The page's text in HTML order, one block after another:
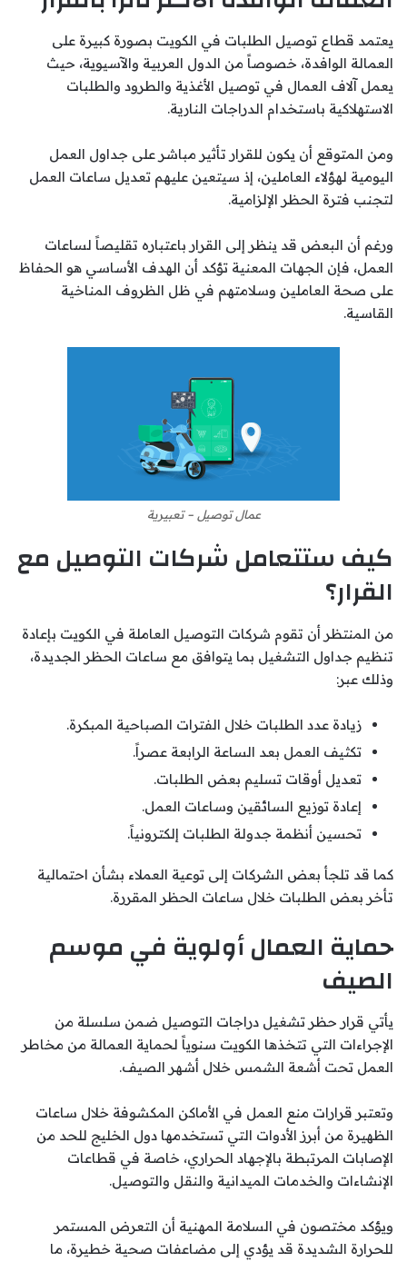
يعتمد قطاع توصيل الطلبات في الكويت بصورة كبيرة على
العمالة الوافدة، خصوصاً من الدول العربية والآسيوية، حيث
يعمل آلاف العمال في توصيل الأغذية والطرود والطلبات
الاستهلاكية باستخدام الدراجات النارية.
ومن المتوقع أن يكون للقرار تأثير مباشر على جداول العمل
اليومية لهؤلاء العاملين، إذ سيتعين عليهم تعديل ساعات العمل
لتجنب فترة الحظر الإلزامية.
ورغم أن البعض قد ينظر إلى القرار باعتباره تقليصاً لساعات
العمل، فإن الجهات المعنية تؤكد أن الهدف الأساسي هو الحفاظ
على صحة العاملين وسلامتهم في ظل الظروف المناخية
القاسية.
عمال توصيل – تعبيرية
كيف ستتعامل شركات التوصيل مع
القرار؟
من المنتظر أن تقوم شركات التوصيل العاملة في الكويت بإعادة
تنظيم جداول التشغيل بما يتوافق مع ساعات الحظر الجديدة،
وذلك عبر:
زيادة عدد الطلبات خلال الفترات الصباحية المبكرة.
تكثيف العمل بعد الساعة الرابعة عصراً.
تعديل أوقات تسليم بعض الطلبات.
إعادة توزيع السائقين وساعات العمل.
تحسين أنظمة جدولة الطلبات إلكترونياً.
كما قد تلجأ بعض الشركات إلى توعية العملاء بشأن احتمالية
تأخر بعض الطلبات خلال ساعات الحظر المقررة.
حماية العمال أولوية في موسم
الصيف
يأتي قرار حظر تشغيل دراجات التوصيل ضمن سلسلة من
الإجراءات التي تتخذها الكويت سنوياً لحماية العمالة من مخاطر
العمل تحت أشعة الشمس خلال أشهر الصيف.
وتعتبر قرارات منع العمل في الأماكن المكشوفة خلال ساعات
الظهيرة من أبرز الأدوات التي تستخدمها دول الخليج للحد من
الإصابات المرتبطة بالإجهاد الحراري، خاصة في قطاعات
الإنشاءات والخدمات الميدانية والنقل والتوصيل.
ويؤكد مختصون في السلامة المهنية أن التعرض المستمر
للحرارة الشديدة قد يؤدي إلى مضاعفات صحية خطيرة، ما